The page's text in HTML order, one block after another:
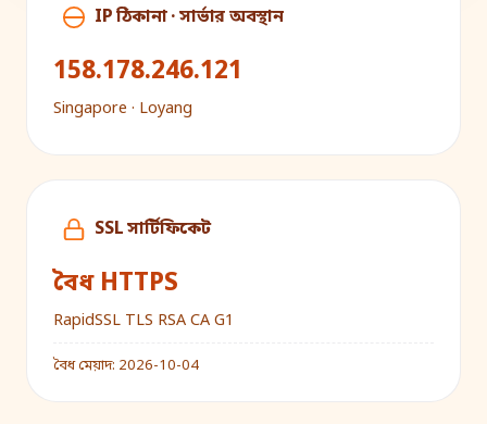
IP ঠিকানা · সার্ভার অবস্থান
158.178.246.121
Singapore · Loyang
SSL সার্টিফিকেট
বৈধ HTTPS
RapidSSL TLS RSA CA G1
বৈধ মেয়াদ: 2026-10-04